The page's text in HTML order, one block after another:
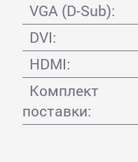
VGA (D-Sub):
DVI:
HDMI:
Комплект
поставки: